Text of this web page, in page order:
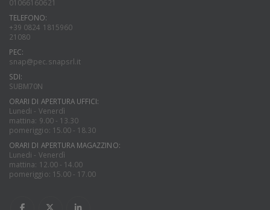
01066160621
TELEFONO:
+39 0824 1815960
21080
PEC:
snap@pec.snapsrl.it
SDI:
SUBM70N
ORARI DI APERTURA UFFICI:
Lunedi - Venerdì
mattina: 9.00 - 13.30
pomeriggio: 15.00 - 18.30
ORARI DI APERTURA MAGAZZINO:
Lunedi - Venerdì
mattina: 12.00 - 14.00
pomeriggio: 15.00 - 17.00